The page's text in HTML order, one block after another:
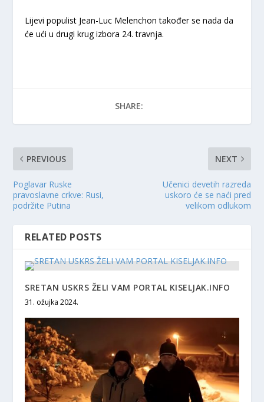
Lijevi populist Jean-Luc Melenchon također se nada da
će ući u drugi krug izbora 24. travnja.
SHARE:
PREVIOUS
Poglavar Ruske
pravoslavne crkve: Rusi,
podržite Putina
NEXT
Učenici devetih razreda
uskoro će se naći pred
velikom odlukom
RELATED POSTS
SRETAN USKRS ŽELI VAM PORTAL KISELJAK.INFO
31. ožujka 2024.